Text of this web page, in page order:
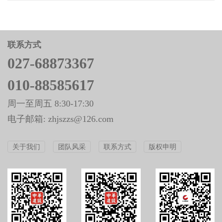
联系方式
027-68873367
010-88585617
周一至周五 8:30-17:30
电子邮箱: zhjszzs@126.com
关于我们 团队风采 联系方式 版权申明